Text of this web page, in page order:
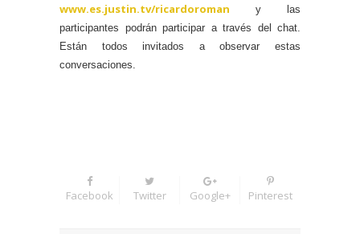
www.es.justin.tv/ricardoroman
y las
participantes podrán participar a través del chat.
Están todos invitados a observar estas
conversaciones.
Facebook Twitter Google+ Pinterest